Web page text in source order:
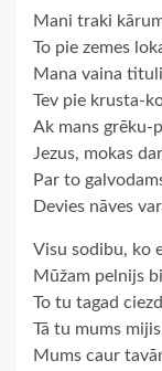
Mani traki
To pie zemes
Mana vaina tituli
Tev pie krusta-
Ak mans grēku-
Jezus, mokas
Par to
Devies nāves
Visu sodibu, ko
Mūžam pelnijs
To tu tagad
Tā tu mums
Mums caur